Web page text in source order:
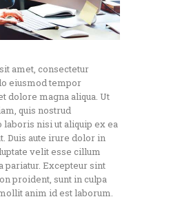
amet, consectetur
eiusmod tempor
dolore magna aliqua. Ut
quis nostrud
nisi ut aliquip ex ea
Duis aute irure dolor in
velit esse cillum
pariatur. Excepteur sint
proident, sunt in culpa
anim id est laborum.